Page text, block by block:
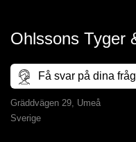
Ohlssons Tyger
Få svar på dina
Gräddvägen 29, Umeå
Sverige